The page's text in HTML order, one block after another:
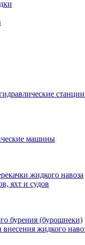
машины
жидкого навоза
яхт и судов
бурения (бурошнеки)
жидкого